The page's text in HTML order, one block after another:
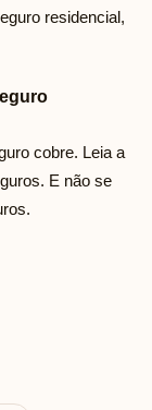
residencial,
cobre. Leia a
E não se